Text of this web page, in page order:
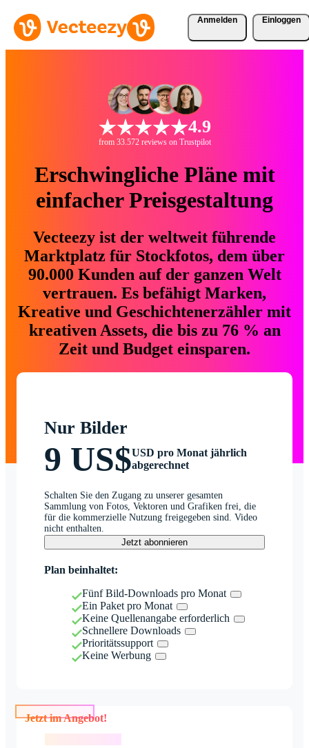
Anmelden Einloggen
4.9
from 33.572 reviews on Trustpilot
Erschwingliche Pläne mit
einfacher Preisgestaltung
Vecteezy ist der weltweit führende
Marktplatz für Stockfotos, dem über
90.000 Kunden auf der ganzen Welt
vertrauen. Es befähigt Marken,
Kreative und Geschichtenerzähler mit
kreativen Assets, die bis zu 76 % an
Zeit und Budget einsparen.
Nur Bilder
9 US$USD pro Monat jährlich
abgerechnet
Schalten Sie den Zugang zu unserer gesamten
Sammlung von Fotos, Vektoren und Grafiken frei, die
für die kommerzielle Nutzung freigegeben sind. Video
nicht enthalten.
Jetzt abonnieren
Plan beinhaltet:
Fünf Bild-Downloads pro Monat
Ein Paket pro Monat
Keine Quellenangabe erforderlich
Schnellere Downloads
Prioritätssupport
Keine Werbung
Jetzt im Angebot!